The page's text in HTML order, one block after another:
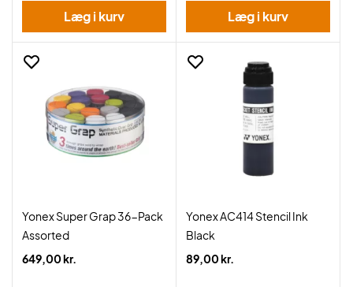
Læg i kurv Læg i kurv
Yonex Super Grap 36-Pack
Assorted
649,00 kr.
Yonex AC414 Stencil Ink
Black
89,00 kr.